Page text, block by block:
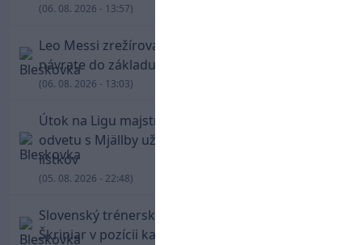
(06. 08. 2026 - 13:57)
Leo Messi zrežíroval obrat Interu Miami, pri
návrate do základu strelil dva góly
(06. 08. 2026 - 13:03)
Útok na Ligu majstrov láka! Slovan hlási na
odvetu s Mjällby už viac ako 13-tisíc predaných
lístkov
(05. 08. 2026 - 22:48)
Slovenský trénerský súboj pre Borbélyho,
Škriniar v pozícii kapitána potiahol Fenerbahce